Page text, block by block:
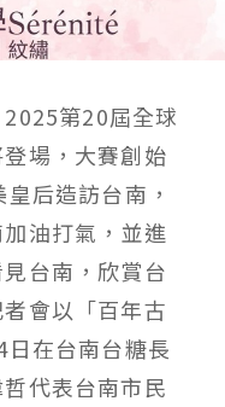
2025第20屆全球
場，大賽創始
后造訪台南，
油打氣，並進
台南，欣賞台
會以「百年古
在台南台糖長
代表台南市民